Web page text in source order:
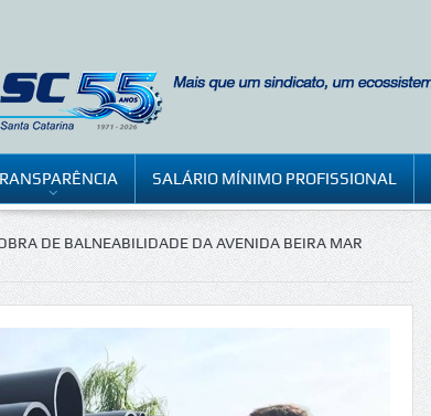
SALÁRIO MÍNIMO PROFISSIONAL
DE BALNEABILIDADE DA AVENIDA BEIRA MAR